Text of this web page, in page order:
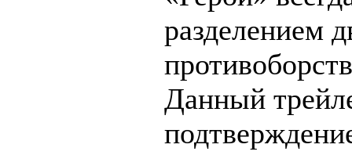
разделением
Данный